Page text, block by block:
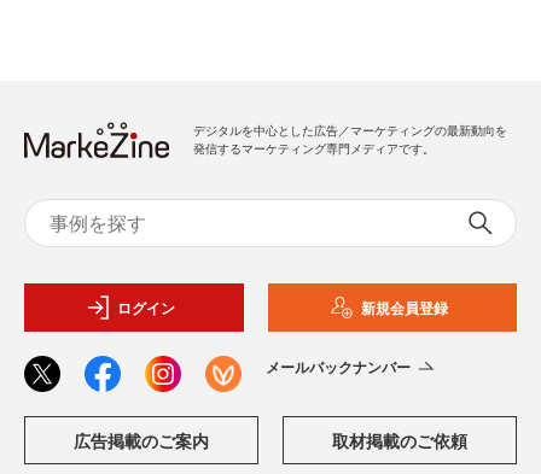
デジタルを中心とした広告／マーケティングの最新動向を
発信するマーケティング専門メディアです。
ログイン 新規会員登録
メールバックナンバー
広告掲載のご案内 取材掲載のご依頼